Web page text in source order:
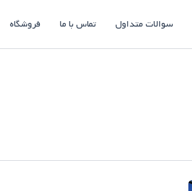
سوالات متداول تماس با ما فروشگاه